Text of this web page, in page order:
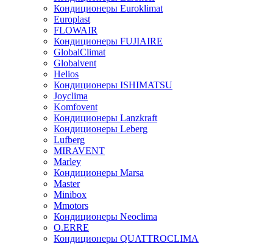
Кондиционеры Euroklimat
Europlast
FLOWAIR
Кондиционеры FUJIAIRE
GlobalClimat
Globalvent
Helios
Кондиционеры ISHIMATSU
Joyclima
Komfovent
Кондиционеры Lanzkraft
Кондиционеры Leberg
Lufberg
MIRAVENT
Marley
Кондиционеры Marsa
Master
Minibox
Mmotors
Кондиционеры Neoclima
O.ERRE
Кондиционеры QUATTROCLIMA